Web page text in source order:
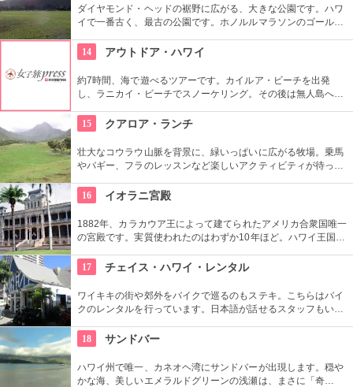
ダイヤモンド・ヘッドの裾野に広がる、大きな公園です。ハワ
イで一番古く、最古の公園です。ホノルルマラソンのゴール地
て、クイーン・カピオラニの名前が冠せられました。
14 アウトドア・ハワイ
約7時間、海で遊べるツアーです。カイルア・ビーチを出発
し、ラニカイ・ビーチでスノーケリング。その後は無人島へゴ
きます。日本語スタッフもいますし、送迎やランチもついてい
ます。
15 クアロア・ランチ
壮大なコウラウ山脈を背景に、緑いっぱいに広がる牧場。乗馬
やバギー、フラのレッスンなど楽しいアクティビティが待って
ック・パーク』のロケ地としても知られ、ロケ地巡りのバスも
あります。
16 イオラニ宮殿
1882年、カラカウア王によって建てられたアメリカ合衆国唯一
の宮殿です。実質使われたのはわずか10年ほど。ハワイ王国滅
を経て一般公開されました。豪華絢爛な調度品は当時の4割程
度の数だとか。
17 チェイス・ハワイ・レンタル
ワイキキの街や郊外をバイクで巡るのもステキ。こちらはバイ
クのレンタルを行っています。日本語が話せるスタッフもいる
のレンタルでも有名ですよ。
18 サンドバー
ハワイ州で唯一、カネオヘ湾にサンドバーが出現します。穏や
かな海、美しいエメラルドグリーンの浅瀬は、まさに「奇